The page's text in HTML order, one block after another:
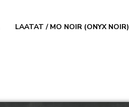
LAATAT / MO NOIR (ONYX NOIR)